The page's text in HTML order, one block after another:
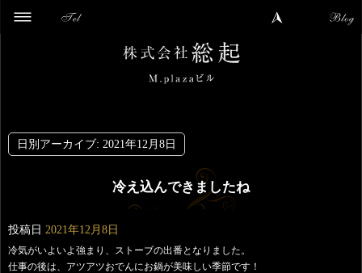
日別アーカイブ: 2021年12月8日
冷え込んできましたね
投稿日 2021年12月8日
冷気がいよいよ強まり、ストーブの出番となりました。
仕事の後は、アツアツおでんにお鍋が美味しい季節です！